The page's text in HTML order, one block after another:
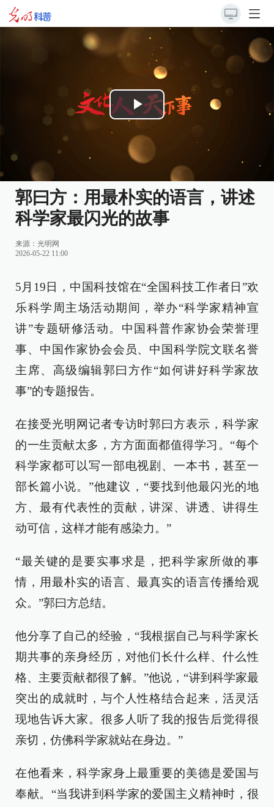
Play
Video
郭曰方：用最朴实的语言，讲述
科学家最闪光的故事
来源： 光明网
2026-05-22 11:00
5月19日，中国科技馆在“全国科技工作者日”欢
乐科学周主场活动期间，举办“科学家精神宣
讲”专题研修活动。中国科普作家协会荣誉理
事、中国作家协会会员、中国科学院文联名誉
主席、高级编辑郭曰方作“如何讲好科学家故
事”的专题报告。
在接受光明网记者专访时郭曰方表示，科学家
的一生贡献太多，方方面面都值得学习。“每个
科学家都可以写一部电视剧、一本书，甚至一
部长篇小说。”他建议，“要找到他最闪光的地
方、最有代表性的贡献，讲深、讲透、讲得生
动可信，这样才能有感染力。”
“最关键的是要实事求是，把科学家所做的事
情，用最朴实的语言、最真实的语言传播给观
众。”郭曰方总结。
他分享了自己的经验，“我根据自己与科学家长
期共事的亲身经历，对他们长什么样、什么性
格、主要贡献都很了解。”他说，“讲到科学家最
突出的成就时，与个人性格结合起来，活灵活
现地告诉大家。很多人听了我的报告后觉得很
亲切，仿佛科学家就站在身边。”
在他看来，科学家身上最重要的美德是爱国与
奉献。“当我讲到科学家的爱国主义精神时，很